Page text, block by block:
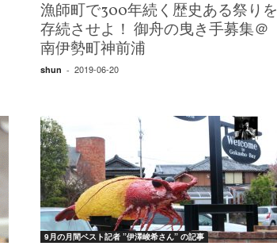
漁師町で300年続く歴史ある祭りを
存続させよ！ 御舟の曳き手募集＠
南伊勢町神前浦
shun - 2019-06-20
9月の月間ベスト記者 ”伊澤峻希さん” の記事